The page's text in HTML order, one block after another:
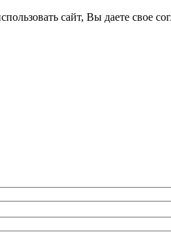
сайт, Вы даете свое